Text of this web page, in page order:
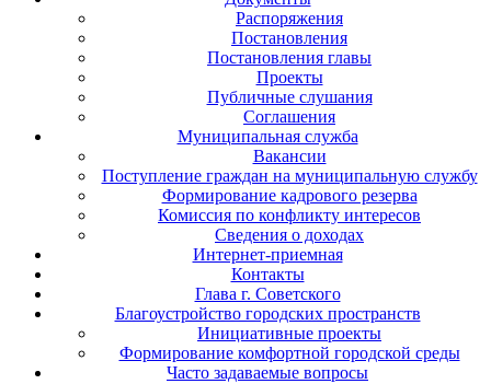
Распоряжения
Постановления
Постановления главы
Проекты
Публичные слушания
Соглашения
Муниципальная служба
Вакансии
Поступление граждан на муниципальную службу
Формирование кадрового резерва
Комиссия по конфликту интересов
Сведения о доходах
Интернет-приемная
Контакты
Глава г. Советского
Благоустройство городских пространств
Инициативные проекты
Формирование комфортной городской среды
Часто задаваемые вопросы